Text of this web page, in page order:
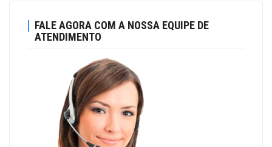
FALE AGORA COM A NOSSA EQUIPE DE
ATENDIMENTO